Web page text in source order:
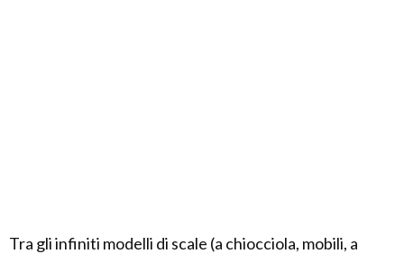
Tra gli infiniti modelli di scale (a chiocciola, mobili, a